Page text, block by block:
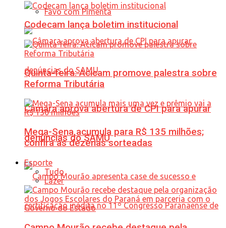
Favo com Pimenta
Câmara aprova abertura de CPI para apurar
denúncias do SAMU
Codecam lança boletim institucional
Quinta-feira: Acicam promove palestra sobre
Reforma Tributária
Mega-Sena acumula para R$ 135 milhões;
confira as dezenas sorteadas
Esporte
Tudo
Lazer